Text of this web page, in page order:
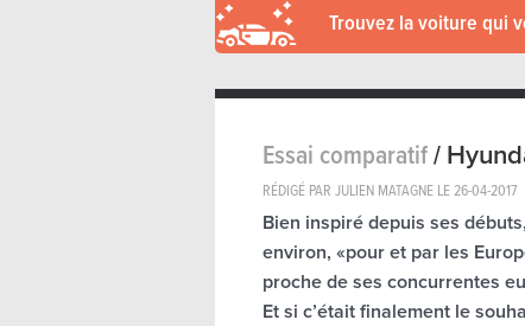
Trouvez la voiture qui
Essai comparatif/
RÉDIGÉ PAR JULIEN MATAGNE LE26-04-2017
Bien inspiré depuis ses
environ, «pour et par les
proche de ses concurrentes
Et si c’était finalement le